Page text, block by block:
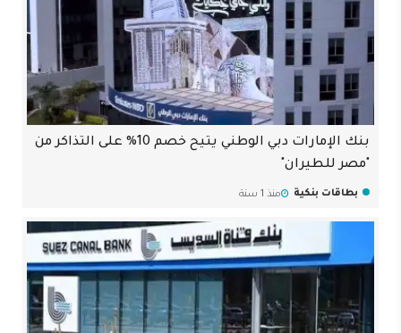
بنك الإمارات دبي الوطني يتيح خصم 10% على التذاكر من
"مصر للطيران"
بطاقات بنكية منذ 1 سنة